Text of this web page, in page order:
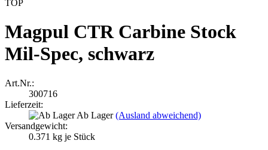
TOP
Magpul CTR Carbine Stock
Mil-Spec, schwarz
Art.Nr.:
300716
Lieferzeit:
Ab Lager(Ausland abweichend)
Versandgewicht:
0.371 kg je Stück